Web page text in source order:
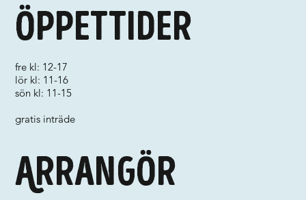
Arrangör
Öppettider
fre kl: 12-17
lör kl: 11-16
sön kl: 11-15
gratis inträde